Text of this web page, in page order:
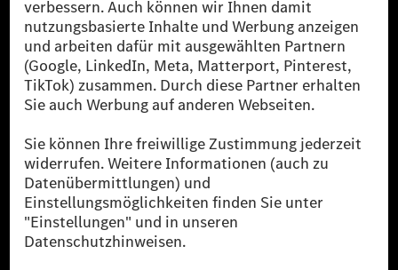
Die Mercedes-Benz Group AG (ehemals Daimler AG)
ist eines der erfolgreichsten Automobilunternehmen
der Welt. Mit der Mercedes-Benz AG gehören wir zu
den größten Anbietern von Premium- und Luxus-Pkw
und Vans. Die Mercedes-Benz Mobility AG bietet
Finanzierung, Leasing, Fahrzeugabos und –miete,
Flottenmanagement, digitale Services rund um Laden
und Bezahlen, die Vermittlung von Versicherungen
sowie innovative Mobilitätsdienstleistungen an.
Mehr erfahren